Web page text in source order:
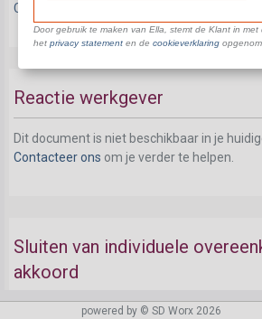
Contacteer ons
Reactie werkgever
Dit document is niet beschikbaar in je
Contacteer ons om je verder te helpen.
Sluiten van individuele
akkoord
Dit document is niet beschikbaar in je
powered by © SD Worx 2026
Door gebruik te maken van Ella, stemt de Klant in met
het privacy statementen de cookieverklaring